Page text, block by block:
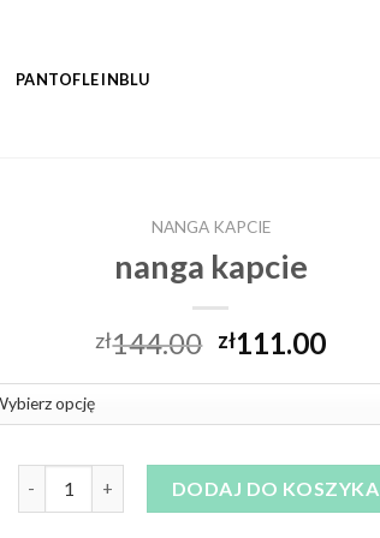
PANTOFLE INBLU
NANGA KAPCIE
nanga kapcie
zł144.00 zł111.00
DODAJ DO KOSZYKA